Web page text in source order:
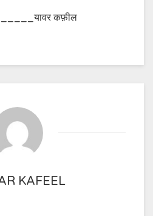
कफ़ील
KAFEEL